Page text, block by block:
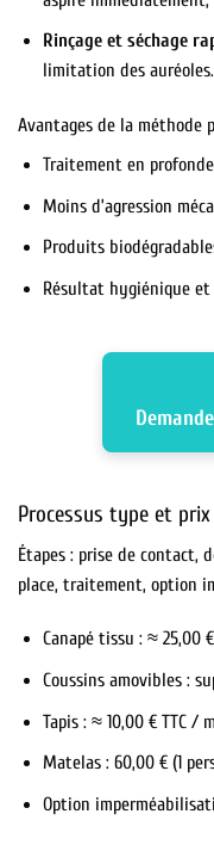
Rinçage et séchage
limitation des auréoles.
Avantages de la méthode
Traitement en
Moins d’agression
Produits
Résultat hygiénique et
Processus type et
Étapes : prise de contact,
place, traitement, option
Canapé tissu : ≈ 25,00
Coussins amovibles :
Tapis : ≈ 10,00 € TTC /
Matelas : 60,00 € (1
Option